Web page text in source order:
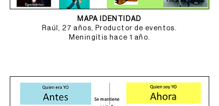
MAPA IDENTIDAD
Raúl, 27 años, Productor de eventos.
Meningítis hace 1 año.